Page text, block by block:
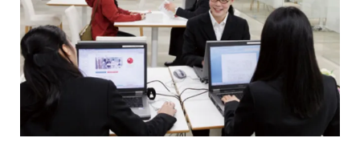
全日本空輸（ANA）、日本航空（JAL）、カタール航空、エ
ミレーツ航空、キャセイパシフィックエアウェイズリミテッ
ド、シンガポール・エアラインズ・リミテッド、大韓航空、
ANAウィングス、日本トランスオーシャン航空、フジドリー
ムエアラインズ、ジェットスター・ジャパン、アイベックス
エアラインズ、スカイマーク、スターフライヤー、ソラシド
エア、ZIPAIR Tokyo、Peach Aviation、ベトジェットエ
ア、ANA中部空港、ANA成田エアポートサービス、ANA関